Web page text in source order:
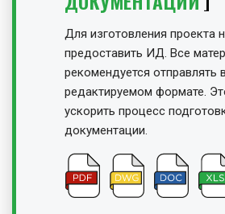
Для изготовления проекта
предоставить ИД. Все
рекомендуется отправлять в
редактируемом формате.
ускорить процесс
документации.